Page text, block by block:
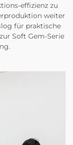
effizienz zu
weiter
für praktische
Soft Gem-Serie